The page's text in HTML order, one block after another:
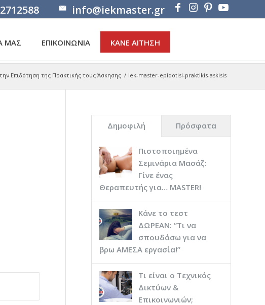
info@iekmaster.gr
ΜΑΣ ΕΠΙΚΟΙΝΩΝΙΑ ΚΑΝΕ ΑΙΤΗΣΗ
Επιδότηση της Πρακτικής τους Άσκησης / Iek-master-epidotisi-praktikis-askisis
Δημοφιλή Πρόσφατα
Πιστοποιημένα
Σεμινάρια Μασάζ:
Γίνε ένας
Θεραπευτής για… ΜASTER!
Κάνε το τεστ
ΔΩΡΕΑΝ: “Τι να
σπουδάσω για να
βρω ΑΜΕΣΑ εργασία!”
Τι είναι ο Τεχνικός
Δικτύων &
Επικοινωνιών;